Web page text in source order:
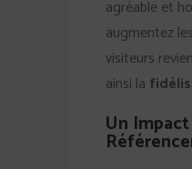
agréable et
augmentez
visiteurs
ainsi la
Un